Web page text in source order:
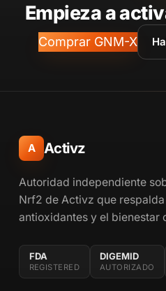
Empieza a
Comprar GNM-X
A Activz
Autoridad independiente
Nrf2 de Activz que
antioxidantes y el bienestar
FDA
REGISTERED
DIGEMID
AUTORIZADO